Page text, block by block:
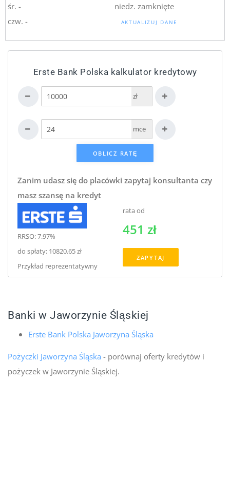
śr. -
czw. -
niedz. zamknięte
AKTUALIZUJ DANE
Erste Bank Polska kalkulator kredytowy
zł
mce
Zanim udasz się do placówki zapytaj konsultanta czy
masz szansę na kredyt
RRSO: 7.97%
do spłaty: 10820.65 zł
Przykład reprezentatywny
rata od
451 zł
ZAPYTAJ
Banki w Jaworzynie Śląskiej
Erste Bank Polska Jaworzyna Śląska
Pożyczki Jaworzyna Śląska - porównaj oferty kredytów i
pożyczek w Jaworzynie Śląskiej.